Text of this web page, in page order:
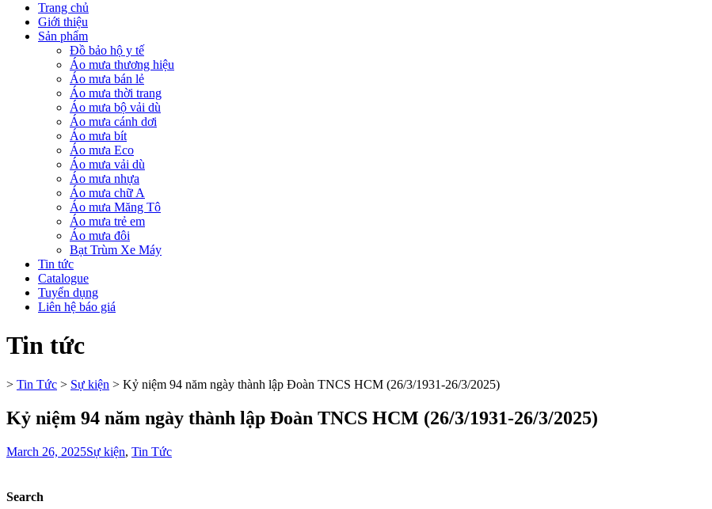
Trang chủ
Giới thiệu
Sản phẩm
Đồ bảo hộ y tế
Áo mưa thương hiệu
Áo mưa bán lẻ
Áo mưa thời trang
Áo mưa bộ vải dù
Áo mưa cánh dơi
Áo mưa bít
Áo mưa Eco
Áo mưa vải dù
Áo mưa nhựa
Áo mưa chữ A
Áo mưa Măng Tô
Áo mưa trẻ em
Áo mưa đôi
Bạt Trùm Xe Máy
Tin tức
Catalogue
Tuyển dụng
Liên hệ báo giá
Tin tức
> Tin Tức > Sự kiện > Kỷ niệm 94 năm ngày thành lập Đoàn TNCS HCM (26/3/1931-26/3/2025)
Kỷ niệm 94 năm ngày thành lập Đoàn TNCS HCM (26/3/1931-26/3/2025)
March 26, 2025Sự kiện, Tin Tức
Search